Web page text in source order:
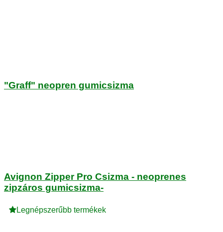
"Graff" neopren gumicsizma
Avignon Zipper Pro Csizma - neoprenes
zipzáros gumicsizma-
Legnépszerűbb termékek